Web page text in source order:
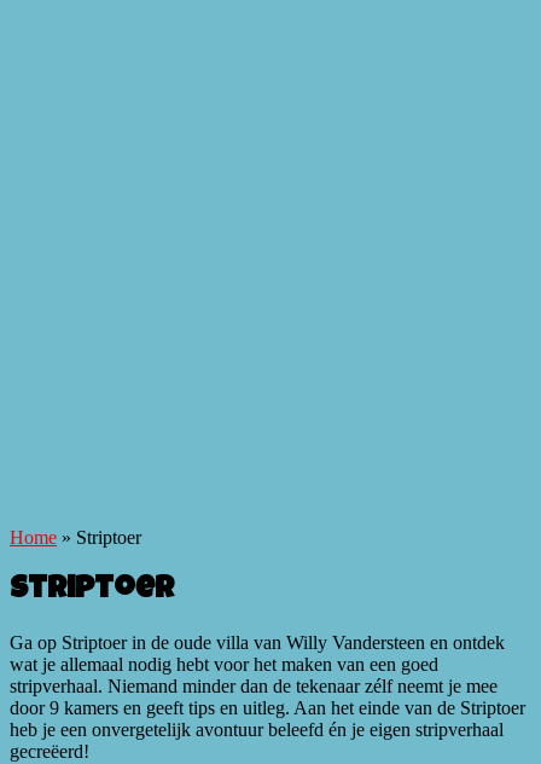
Home » Striptoer
Striptoer
Ga op Striptoer in de oude villa van Willy Vandersteen en ontdek
wat je allemaal nodig hebt voor het maken van een goed
stripverhaal. Niemand minder dan de tekenaar zélf neemt je mee
door 9 kamers en geeft tips en uitleg. Aan het einde van de Striptoer
heb je een onvergetelijk avontuur beleefd én je eigen stripverhaal
gecreëerd!